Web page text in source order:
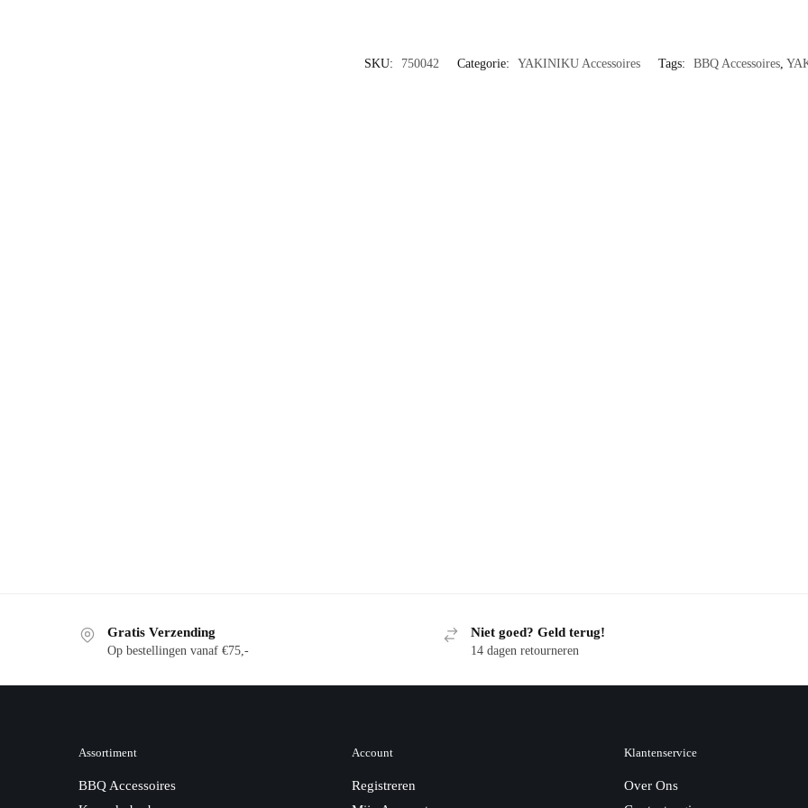
SKU: 750042 Categorie: YAKINIKU Accessoires Tags: BBQ Accessoires,
Gratis Verzending
Op bestellingen vanaf €75,-
Niet goed? Geld terug!
14 dagen retourneren
Assortiment
BBQ Accessoires
Account
Registreren
Klantenservice
Over Ons